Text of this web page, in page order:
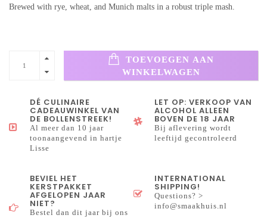
Brewed with rye, wheat, and Munich malts in a robust triple mash.
TOEVOEGEN AAN
WINKELWAGEN
DÉ CULINAIRE
CADEAUWINKEL VAN
DE BOLLENSTREEK!
Al meer dan 10 jaar
toonaangevend in hartje
Lisse
LET OP: VERKOOP VAN
ALCOHOL ALLEEN
BOVEN DE 18 JAAR
Bij aflevering wordt
leeftijd gecontroleerd
BEVIEL HET
KERSTPAKKET
AFGELOPEN JAAR
NIET?
Bestel dan dit jaar bij ons
INTERNATIONAL
SHIPPING!
Questions? >
info@smaakhuis.nl